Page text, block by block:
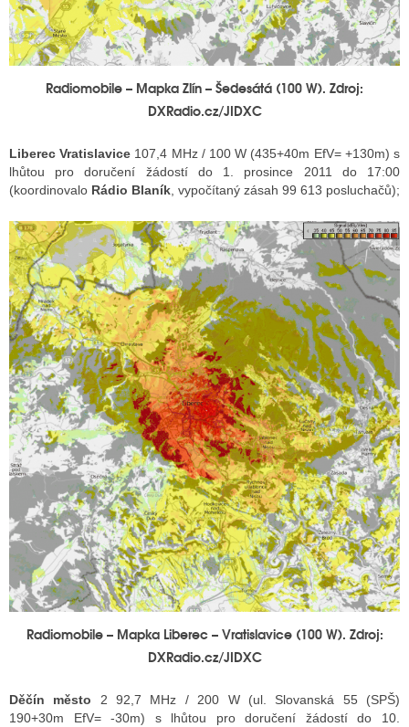
Radiomobile – Mapka Zlín – Šedesátá (100 W). Zdroj:
DXRadio.cz/JIDXC
Liberec Vratislavice 107,4 MHz / 100 W (435+40m EfV= +130m) s
lhůtou pro doručení žádostí do 1. prosince 2011 do 17:00
(koordinovalo Rádio Blaník, vypočítaný zásah 99 613 posluchačů);
Radiomobile – Mapka Liberec – Vratislavice (100 W). Zdroj:
DXRadio.cz/JIDXC
Děčín město 2 92,7 MHz / 200 W (ul. Slovanská 55 (SPŠ)
190+30m EfV= -30m) s lhůtou pro doručení žádostí do 10.